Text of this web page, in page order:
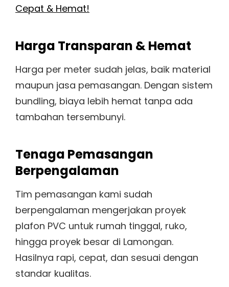
Cepat & Hemat!
Harga Transparan & Hemat
Harga per meter sudah jelas, baik material
maupun jasa pemasangan. Dengan sistem
bundling, biaya lebih hemat tanpa ada
tambahan tersembunyi.
Tenaga Pemasangan
Berpengalaman
Tim pemasangan kami sudah
berpengalaman mengerjakan proyek
plafon PVC untuk rumah tinggal, ruko,
hingga proyek besar di Lamongan.
Hasilnya rapi, cepat, dan sesuai dengan
standar kualitas.